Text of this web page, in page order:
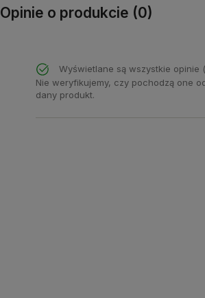
Opinie o produkcie (0)
Wyświetlane są wszystkie opinie
Nie weryfikujemy, czy pochodzą one
dany produkt.